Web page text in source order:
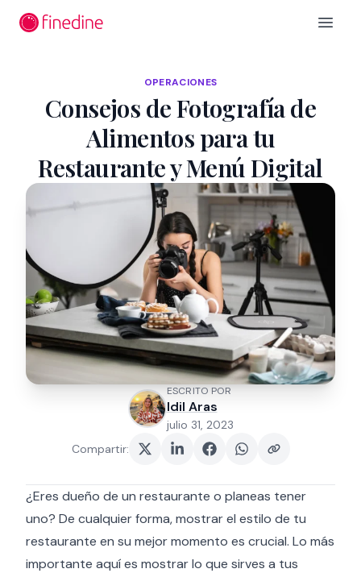
Open
OPERACIONES
Consejos de Fotografía de
Alimentos para tu
Restaurante y Menú Digital
ESCRITO POR
Idil Aras
julio 31, 2023
Compartir:
¿Eres dueño de un restaurante o planeas tener
uno? De cualquier forma, mostrar el estilo de tu
restaurante en su mejor momento es crucial. Lo más
importante aquí es mostrar lo que sirves a tus